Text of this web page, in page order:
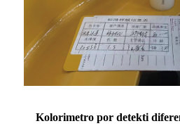
Kolorimetro por detekti